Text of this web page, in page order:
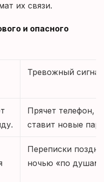
их связи.
и опасного
Тревожный сигнал
Прячет телефон,
ставит новые
Переписки
ночью «по